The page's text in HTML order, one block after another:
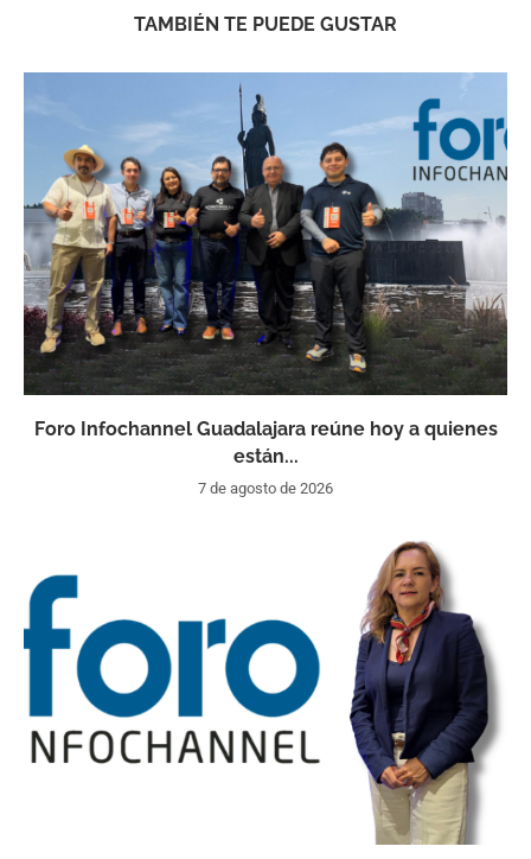
TAMBIÉN TE PUEDE GUSTAR
Foro Infochannel Guadalajara reúne hoy a quienes
están...
7 de agosto de 2026